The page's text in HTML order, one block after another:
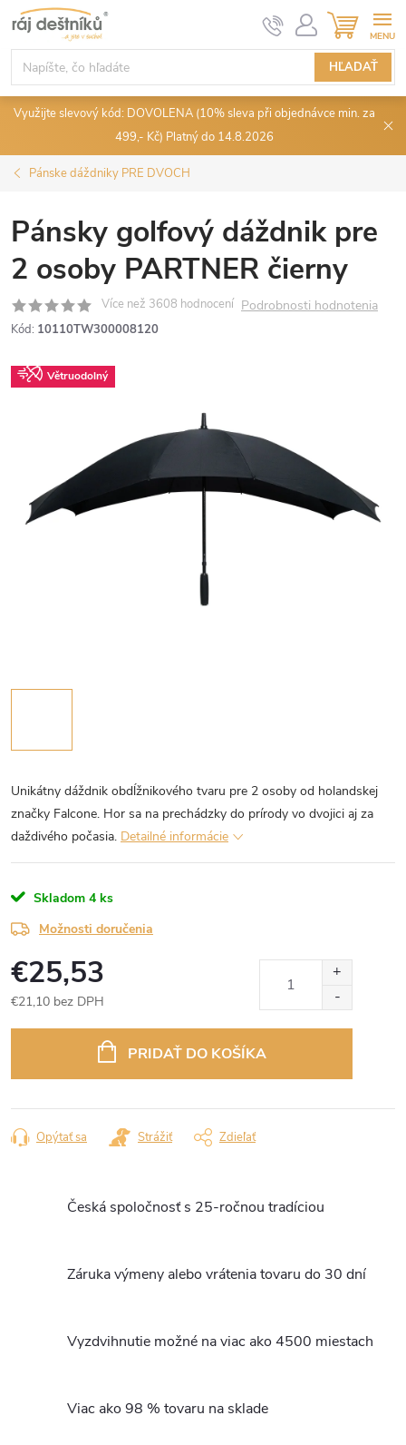
Prejsť
na
obsah
HĽADAŤ
KOŠÍK
Využijte slevový kód: DOVOLENA (10% sleva při objednávce min. za
499,- Kč) Platný do 14.8.2026
Pánske dáždniky PRE DVOCH
Pánsky golfový dáždnik pre
2 osoby PARTNER čierny
Podrobnosti hodnotenia
Kód: 10110TW300008120
Větruodolný
Unikátny dáždnik obdĺžnikového tvaru pre 2 osoby od holandskej
značky Falcone. Hor sa na prechádzky do prírody vo dvojici aj za
daždivého počasia. Detailné informácie
Skladom 4 ks
Možnosti doručenia
€25,53
€21,10 bez DPH
PRIDAŤ DO KOŠÍKA
Opýtať sa Strážiť Zdieľať
Česká spoločnosť s 25-ročnou tradíciou
Záruka výmeny alebo vrátenia tovaru do 30 dní
Vyzdvihnutie možné na viac ako 4500 miestach
Viac ako 98 % tovaru na sklade